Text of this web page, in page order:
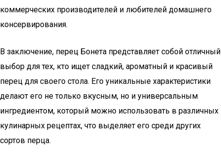
коммерческих производителей и любителей домашнего
консервирования.
В заключение, перец Бонета представляет собой отличный
выбор для тех, кто ищет сладкий, ароматный и красивый
перец для своего стола. Его уникальные характеристики
делают его не только вкусным, но и универсальным
ингредиентом, который можно использовать в различных
кулинарных рецептах, что выделяет его среди других
сортов перца.